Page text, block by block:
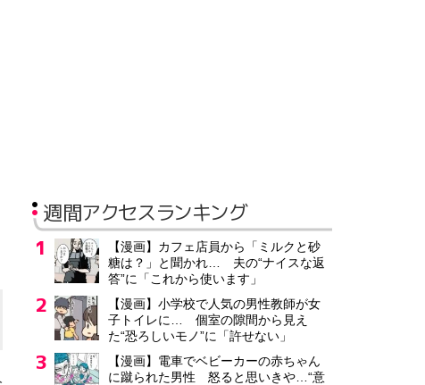
週間アクセスランキング
【漫画】カフェ店員から「ミルクと砂
糖は？」と聞かれ… 夫の“ナイスな返
答”に「これから使います」
【漫画】小学校で人気の男性教師が女
子トイレに… 個室の隙間から見え
た“恐ろしいモノ”に「許せない」
【漫画】電車でベビーカーの赤ちゃん
に蹴られた男性 怒ると思いきや…“意